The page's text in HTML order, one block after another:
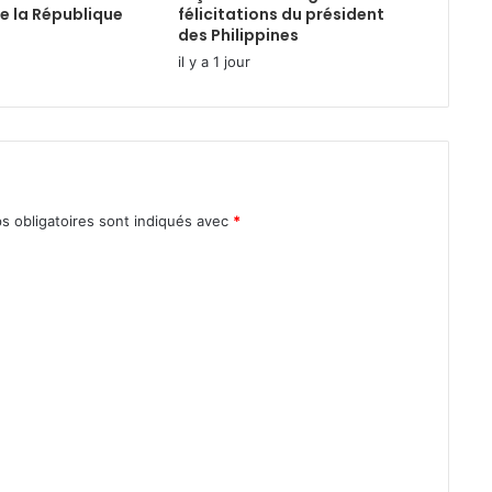
la République
félicitations du président
des Philippines
il y a 1 jour
obligatoires sont indiqués avec *